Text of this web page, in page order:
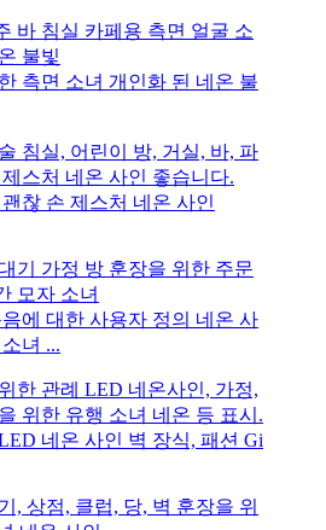
측면 소녀 개인화 된 네온 불
찮 손 제스처 네온 사인
에 대한 사용자 정의 네온 사
녀 ...
네온 사인 벽 장식, 패션 Gi